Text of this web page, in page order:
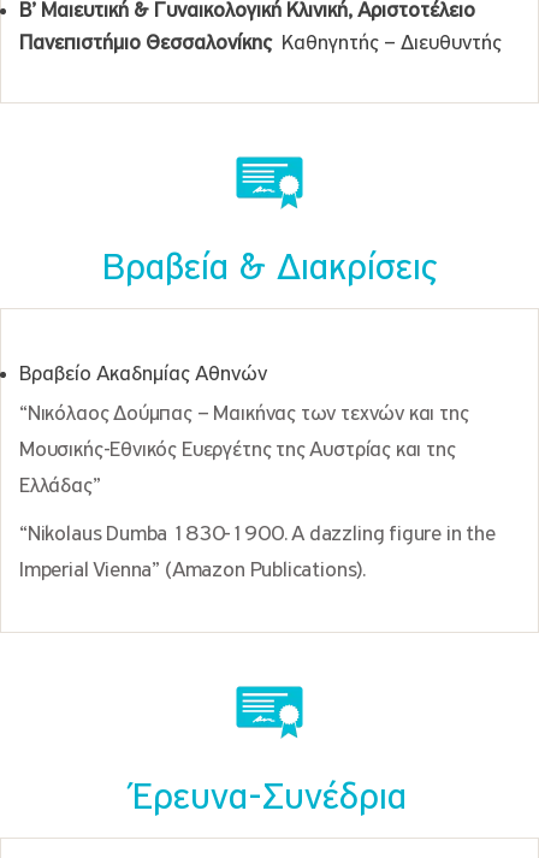
Β’ Μαιευτική & Γυναικολογική Κλινική, Αριστοτέλειο
Πανεπιστήμιο Θεσσαλονίκης Καθηγητής – Διευθυντής
Βραβεία & Διακρίσεις
Βραβείο Ακαδημίας Αθηνών
“Νικόλαος Δούμπας – Μαικήνας των τεχνών και της
Μουσικής-Εθνικός Ευεργέτης της Αυστρίας και της
Ελλάδας”
“Nikolaus Dumba 1830-1900. Α dazzling figure in the
Imperial Vienna” (Amazon Publications).
Έρευνα-Συνέδρια